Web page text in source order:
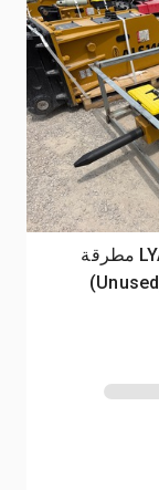
2026 LYALS ALS680 44 in مطرقة